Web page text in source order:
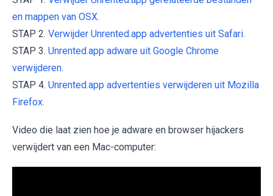
en mappen van OSX.
STAP 2. Verwijder Unrented.app advertenties uit Safari.
STAP 3. Unrented.app adware uit Google Chrome
verwijderen.
STAP 4. Unrented.app advertenties verwijderen uit Mozilla
Firefox.
Video die laat zien hoe je adware en browser hijackers
verwijdert van een Mac-computer: